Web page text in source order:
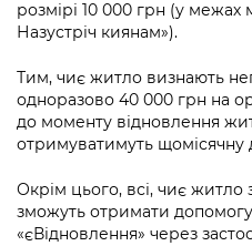
розмірі 10 000 грн (у межах
Назустріч киянам»).
Тим, чиє житло визнають
одноразово 40 000 грн на
до моменту відновлення
отримуватимуть щомісячну
Окрім цього, всі, чиє
зможуть отримати
«єВідновлення» через